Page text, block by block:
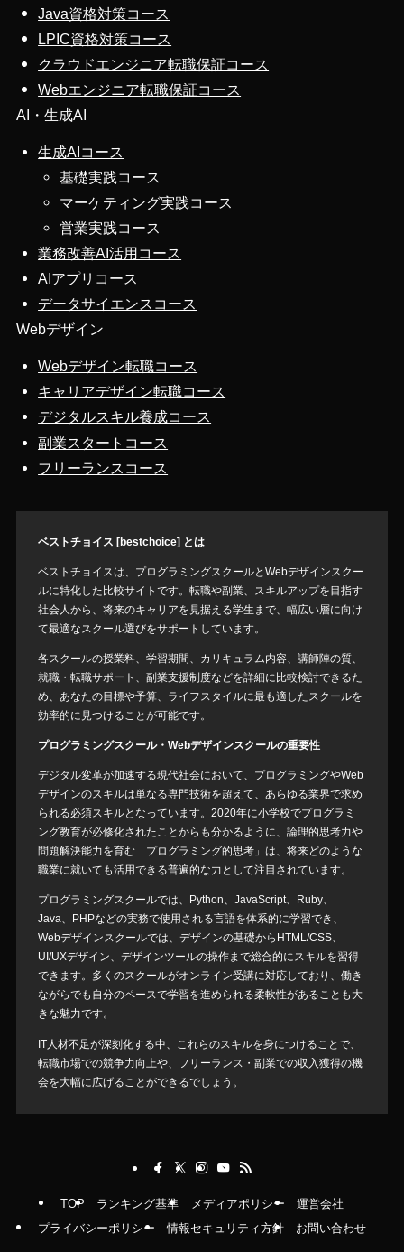
Java資格対策コース
LPIC資格対策コース
クラウドエンジニア転職保証コース
Webエンジニア転職保証コース
AI・生成AI
生成AIコース
基礎実践コース
マーケティング実践コース
営業実践コース
業務改善AI活用コース
AIアプリコース
データサイエンスコース
Webデザイン
Webデザイン転職コース
キャリアデザイン転職コース
デジタルスキル養成コース
副業スタートコース
フリーランスコース
ベストチョイス [bestchoice] とは
ベストチョイスは、プログラミングスクールとWebデザインスクー
ルに特化した比較サイトです。転職や副業、スキルアップを目指す
社会人から、将来のキャリアを見据える学生まで、幅広い層に向け
て最適なスクール選びをサポートしています。
各スクールの授業料、学習期間、カリキュラム内容、講師陣の質、
就職・転職サポート、副業支援制度などを詳細に比較検討できるた
め、あなたの目標や予算、ライフスタイルに最も適したスクールを
効率的に見つけることが可能です。
プログラミングスクール・Webデザインスクールの重要性
デジタル変革が加速する現代社会において、プログラミングやWeb
デザインのスキルは単なる専門技術を超えて、あらゆる業界で求め
られる必須スキルとなっています。2020年に小学校でプログラミ
ング教育が必修化されたことからも分かるように、論理的思考力や
問題解決能力を育む「プログラミング的思考」は、将来どのような
職業に就いても活用できる普遍的な力として注目されています。
プログラミングスクールでは、Python、JavaScript、Ruby、
Java、PHPなどの実務で使用される言語を体系的に学習でき、
Webデザインスクールでは、デザインの基礎からHTML/CSS、
UI/UXデザイン、デザインツールの操作まで総合的にスキルを習得
できます。多くのスクールがオンライン受講に対応しており、働き
ながらでも自分のペースで学習を進められる柔軟性があることも大
きな魅力です。
IT人材不足が深刻化する中、これらのスキルを身につけることで、
転職市場での競争力向上や、フリーランス・副業での収入獲得の機
会を大幅に広げることができるでしょう。
TOP ランキング基準 メディアポリシー
運営会社
プライバシーポリシー
情報セキュリティ方針 お問い合わせ